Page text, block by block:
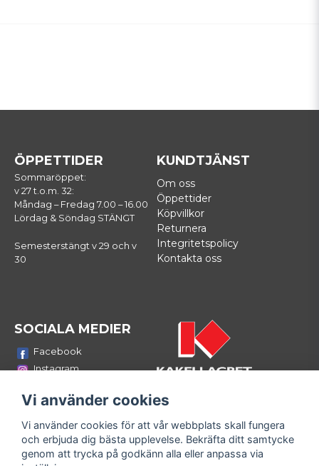
ÖPPETTIDER
Sommaröppet:
v 27 t.o.m. 32:
Måndag – Fredag 7.00 – 16.00
Lördag & Söndag STÄNGT
Semesterstängt v 29 och v
30
KUNDTJÄNST
Om oss
Öppettider
Köpvillkor
Returnera
Integritetspolicy
Kontakta oss
SOCIALA MEDIER
Facebook
Instagram
LinkedIn
Bli medlem i vårt nyhetsbrev
email
Mejladress
Vi använder cookies
Vi använder cookies för att vår webbplats skall fungera
och erbjuda dig bästa upplevelse. Bekräfta ditt samtycke
genom att trycka på godkänn alla eller anpassa via